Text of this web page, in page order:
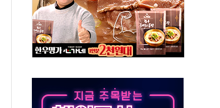
간당 20~30mm 강한 비...가뭄 해소될 듯
…내륙 곳곳 소나기
검토, 민주당 스스로 원칙 뒤집는 것"
청주·진천 35도, 곳곳 소나기
안 새판 짠다…'자율규제단체' 타진
경선 발표...김민석 '재역전' vs 정청래 '격차 확대'